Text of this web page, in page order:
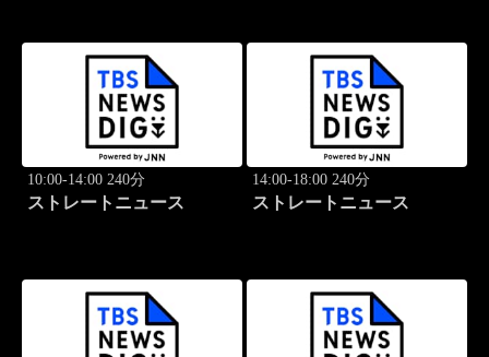
10:00-14:00 240分
ストレートニュース
14:00-18:00 240分
ストレートニュース